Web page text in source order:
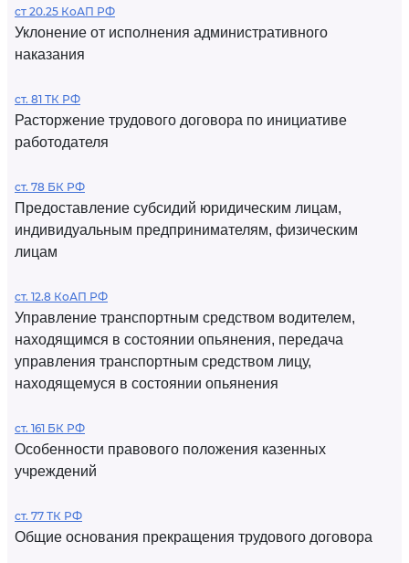
ст 20.25 КоАП РФ
Уклонение от исполнения административного
наказания
ст. 81 ТК РФ
Расторжение трудового договора по инициативе
работодателя
ст. 78 БК РФ
Предоставление субсидий юридическим лицам,
индивидуальным предпринимателям, физическим
лицам
ст. 12.8 КоАП РФ
Управление транспортным средством водителем,
находящимся в состоянии опьянения, передача
управления транспортным средством лицу,
находящемуся в состоянии опьянения
ст. 161 БК РФ
Особенности правового положения казенных
учреждений
ст. 77 ТК РФ
Общие основания прекращения трудового договора